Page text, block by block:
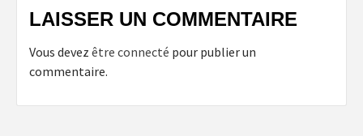
LAISSER UN COMMENTAIRE
Vous devez être connecté pour publier un
commentaire.